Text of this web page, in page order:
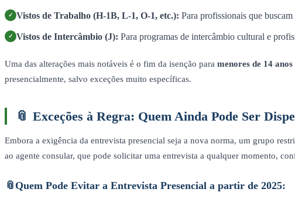
✓ Vistos de Trabalho (H-1B, L-1, O-1, etc.): Para profissionais que
✓ Vistos de Intercâmbio (J): Para programas de intercâmbio cultural e
Uma das alterações mais notáveis é o fim da isenção para menores de 14
presencialmente, salvo exceções muito específicas.
📎 Exceções à Regra: Quem Ainda Pode Ser
Embora a exigência da entrevista presencial seja a nova norma, um grupo
ao agente consular, que pode solicitar uma entrevista a qualquer momento,
📎 Quem Pode Evitar a Entrevista Presencial a partir de 2025: